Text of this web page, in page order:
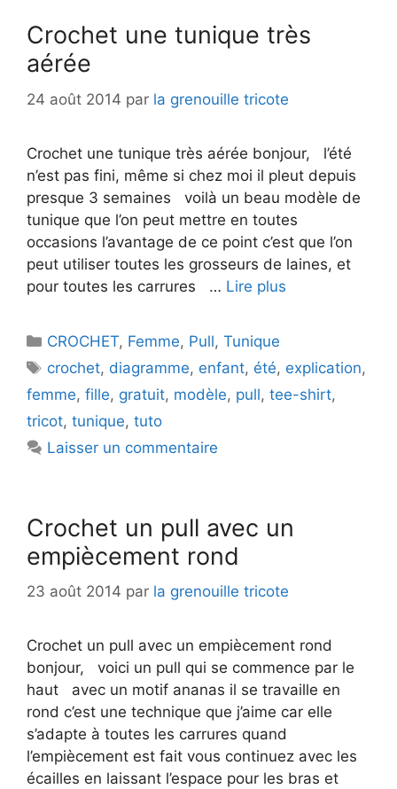
Crochet une tunique très
aérée
24 août 2014 par la grenouille tricote
Crochet une tunique très aérée bonjour, l’été
n’est pas fini, même si chez moi il pleut depuis
presque 3 semaines voilà un beau modèle de
tunique que l’on peut mettre en toutes
occasions l’avantage de ce point c’est que l’on
peut utiliser toutes les grosseurs de laines, et
pour toutes les carrures … Lire plus
Catégories
CROCHET, Femme, Pull,Tunique
Étiquettes
crochet, diagramme, enfant, été, explication,
femme, fille, gratuit, modèle, pull, tee-shirt,
tricot, tunique, tuto
Laisser un commentaire
Crochet un pull avec un
empiècement rond
23 août 2014 par la grenouille tricote
Crochet un pull avec un empiècement rond
bonjour, voici un pull qui se commence par le
haut avec un motif ananas il se travaille en
rond c’est une technique que j’aime car elle
s’adapte à toutes les carrures quand
l’empiècement est fait vous continuez avec les
écailles en laissant l’espace pour les bras et